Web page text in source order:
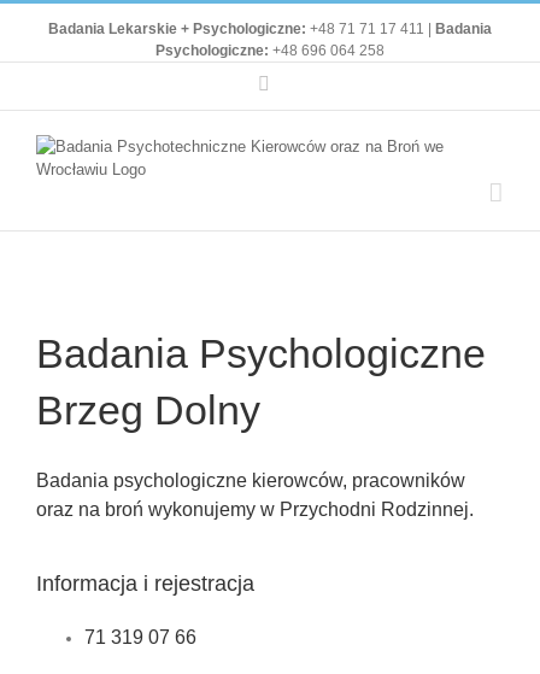
Badania Lekarskie + Psychologiczne: +48 71 71 17 411 |
Badania
Psychologiczne: +48 696 064 258
Badania Psychologiczne
Brzeg Dolny
Badania psychologiczne kierowców, pracowników
oraz na broń wykonujemy w Przychodni Rodzinnej.
Informacja i rejestracja
71 319 07 66